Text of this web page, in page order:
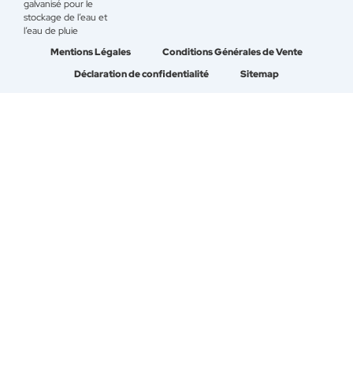
galvanisé pour le
stockage de l’eau et
l’eau de pluie
Mentions Légales
Conditions Générales de Vente
Déclaration de confidentialité
Sitemap